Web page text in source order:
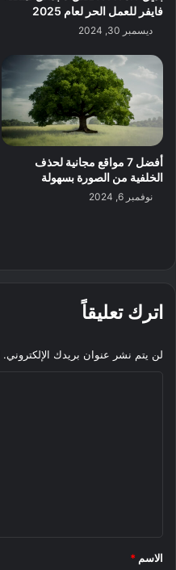
فايفر للعمل الحر لعام 2025
ديسمبر 30, 2024
أفضل 7 مواقع مجانية لحذف
الخلفية من الصورة بسهولة
نوفمبر 6, 2024
اترك تعليقاً
لن يتم نشر عنوان بريدك الإلكتروني.
*
الاسم *